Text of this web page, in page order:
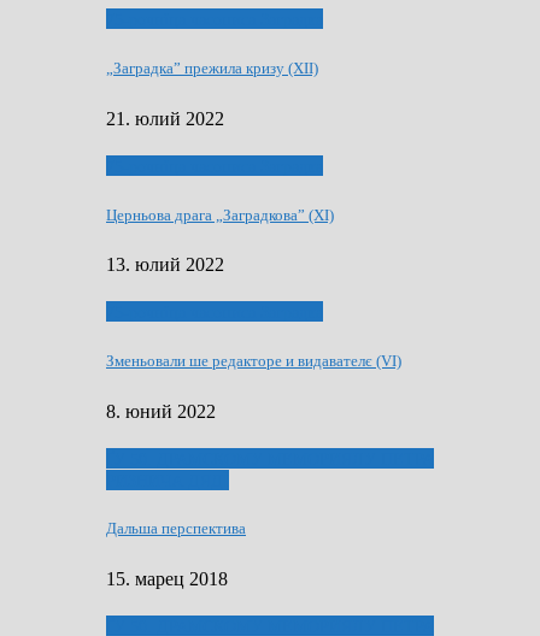
„Заградка” прежила кризу (XII)
21. юлий 2022
Церньова драга „Заградкова” (XI)
13. юлий 2022
Зменьовали ше редакторе и видавателє (VI)
8. юний 2022
Дальша перспектива
15. марец 2018